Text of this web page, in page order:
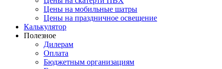
Цены на мобильные шатры
Цены на праздничное освещение
Калькулятор
Полезное
Дилерам
Оплата
Бюджетным организациям